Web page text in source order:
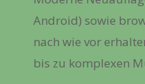
Android) sowie
nach wie vor
bis zu komplexen